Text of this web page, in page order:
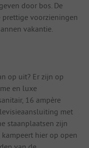
door bos. De
voorzieningen
vakantie.
op uit? Er zijn op
en luxe
16 ampère
met
staanplaatsen zijn
hier op open